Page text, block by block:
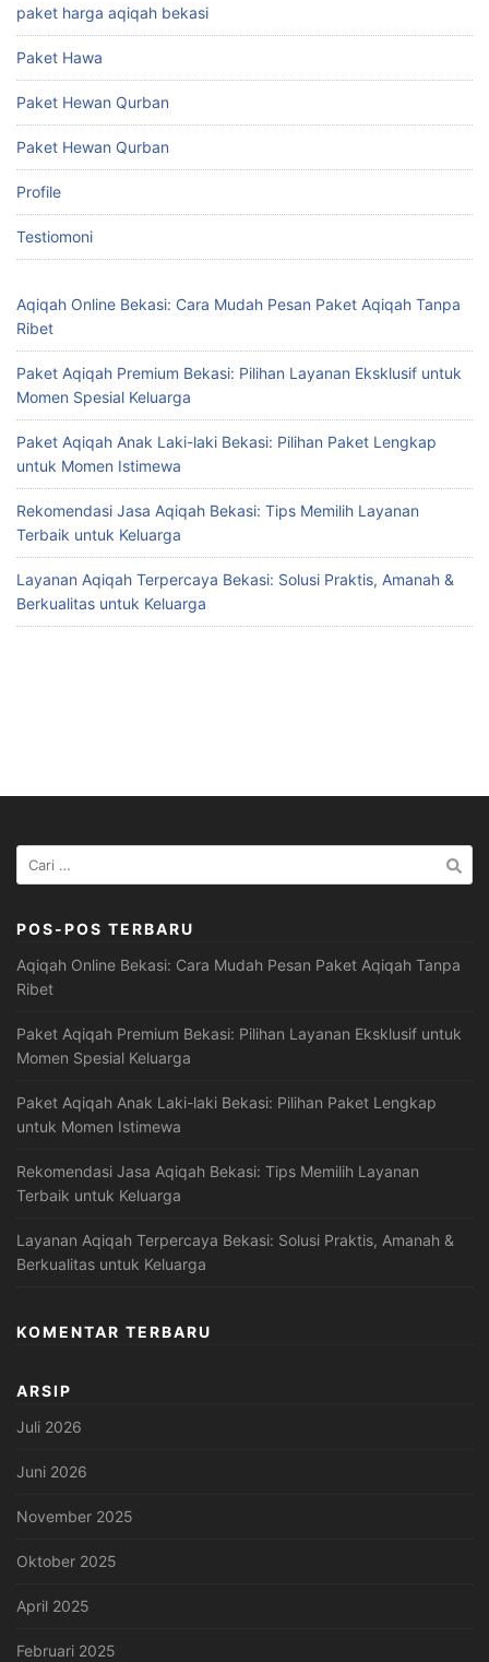
paket harga aqiqah bekasi
Paket Hawa
Paket Hewan Qurban
Paket Hewan Qurban
Profile
Testiomoni
Aqiqah Online Bekasi: Cara Mudah Pesan Paket Aqiqah Tanpa
Ribet
Paket Aqiqah Premium Bekasi: Pilihan Layanan Eksklusif untuk
Momen Spesial Keluarga
Paket Aqiqah Anak Laki-laki Bekasi: Pilihan Paket Lengkap
untuk Momen Istimewa
Rekomendasi Jasa Aqiqah Bekasi: Tips Memilih Layanan
Terbaik untuk Keluarga
Layanan Aqiqah Terpercaya Bekasi: Solusi Praktis, Amanah &
Berkualitas untuk Keluarga
Cari
untuk:
POS-POS TERBARU
Aqiqah Online Bekasi: Cara Mudah Pesan Paket Aqiqah Tanpa
Ribet
Paket Aqiqah Premium Bekasi: Pilihan Layanan Eksklusif untuk
Momen Spesial Keluarga
Paket Aqiqah Anak Laki-laki Bekasi: Pilihan Paket Lengkap
untuk Momen Istimewa
Rekomendasi Jasa Aqiqah Bekasi: Tips Memilih Layanan
Terbaik untuk Keluarga
Layanan Aqiqah Terpercaya Bekasi: Solusi Praktis, Amanah &
Berkualitas untuk Keluarga
KOMENTAR TERBARU
ARSIP
Juli 2026
Juni 2026
November 2025
Oktober 2025
April 2025
Februari 2025